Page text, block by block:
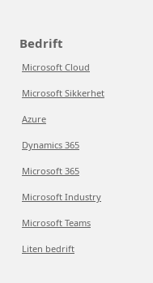
Bedrift
Microsoft Cloud
Microsoft Sikkerhet
Azure
Dynamics 365
Microsoft 365
Microsoft Industry
Microsoft Teams
Liten bedrift